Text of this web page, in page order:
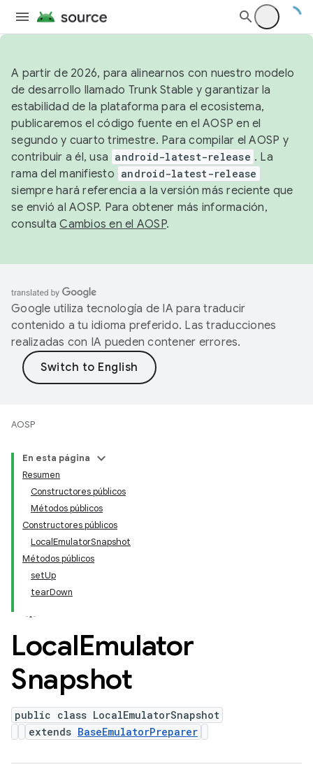
A partir de 2026, para alinearnos con nuestro modelo
de desarrollo llamado Trunk Stable y garantizar la
estabilidad de la plataforma para el ecosistema,
publicaremos el código fuente en el AOSP en el
segundo y cuarto trimestre. Para compilar el AOSP y
contribuir a él, usa android-latest-release . La
rama del manifiesto android-latest-release
siempre hará referencia a la versión más reciente que
se envió al AOSP. Para obtener más información,
consultaCambios en el AOSP.
Google utiliza tecnología de IA para traducir
contenido a tu idioma preferido. Las traducciones
realizadas con IA pueden contener errores.
AOSP
En esta página
Resumen
Constructores públicos
Métodos públicos
Constructores públicos
LocalEmulatorSnapshot
Métodos públicos
setUp
tearDown
LocalEmulator
Snapshot
public class LocalEmulatorSnapshot
extends BaseEmulatorPreparer